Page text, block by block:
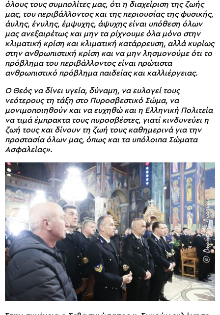
όλους τους συμπολίτες μας, ότι η διαχείριση της ζωής
μας, του περιβάλλοντος και της περιουσίας της φυσικής,
άυλης, ένυλης, έμψυχης, άψυχης είναι υπόθεση όλων
μας ανεξαιρέτως και μην τα ρίχνουμε όλα μόνο στην
κλιματική κρίση και κλιματική κατάρρευση, αλλά κυρίως
στην ανθρωπιστική κρίση και να μην λησμονούμε ότι το
πρόβλημα του περιβάλλοντος είναι πρώτιστα
ανθρωπιστικό πρόβλημα παιδείας και καλλιέργειας.
Ο Θεός να δίνει υγεία, δύναμη, να ευλογεί τους
νεότερους τη τάξη στο Πυροσβεστικό Σώμα, να
μονιμοποιηθούν και να ευχηθώ και η Ελληνική Πολιτεία
να τιμά έμπρακτα τους πυροσβέστες, γιατί κινδυνεύει η
ζωή τους και δίνουν τη ζωή τους καθημερινά για την
προστασία όλων μας, όπως και τα υπόλοιπα Σώματα
Ασφαλείας».